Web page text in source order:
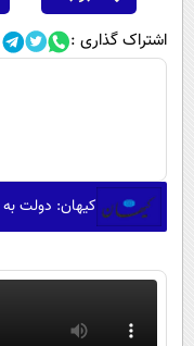
اشتراک گذاری :
کیهان: دولت به فکر حفاظت از معیشت مردم نیست